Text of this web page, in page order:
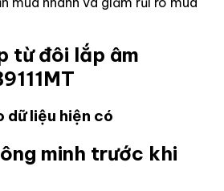
từ đôi lắp âm
dữ liệu hiện có
minh trước khi